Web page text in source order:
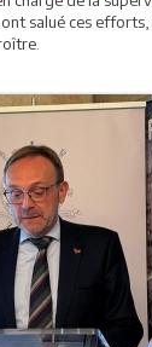
ont salué ces